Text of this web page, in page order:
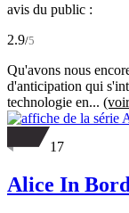
avis du public :
2.9/5
Qu'avons nous
d'anticipation qui
technologie en...
17
Alice In